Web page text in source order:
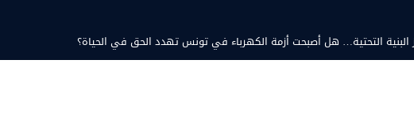
البنية التحتية… هل أصبحت أزمة الكهرباء في تونس تهدد الحق في الحياة؟